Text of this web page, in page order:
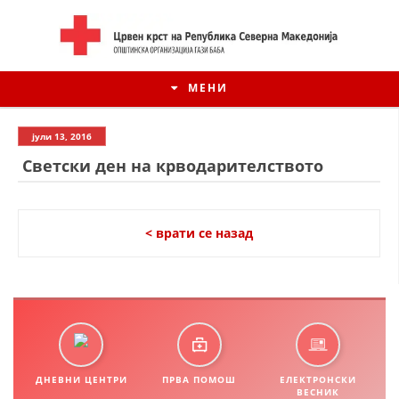
МЕНИ
ИСТОРИЈАТ НА ЦКРСМ
ИСТОРИЈАТ НА ДВИЖЕЊЕТО
јули 13, 2016
Светски ден на крводарителството
< врати се назад
ДНЕВНИ ЦЕНТРИ ПРВА ПОМОШ
ЕЛЕКТРОНСКИ
ВЕСНИК